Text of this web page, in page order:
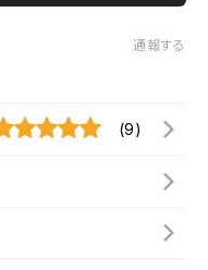
通報する
(9)